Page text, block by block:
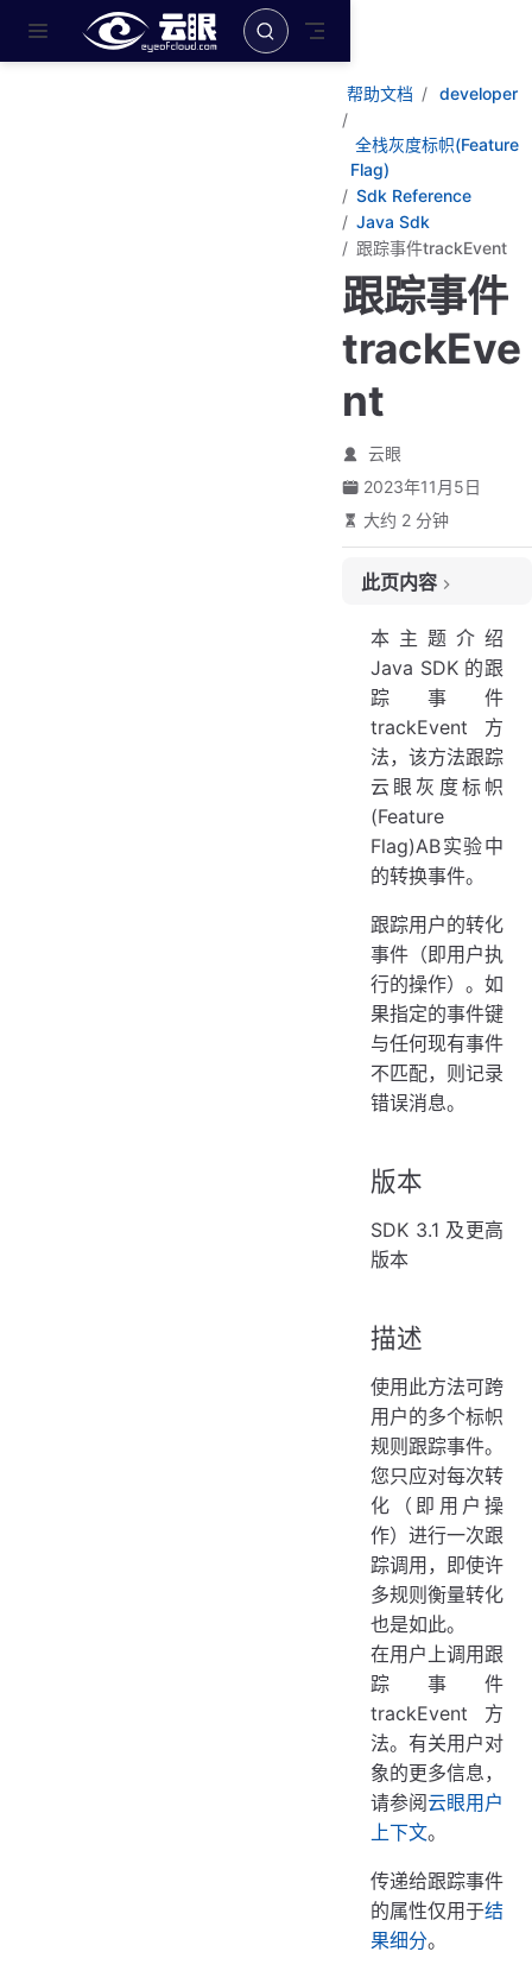
跳至主要內容
帮助文档 developer
全栈灰度标帜(Feature
Flag)
Sdk Reference
Java Sdk
跟踪事件trackEvent
跟踪事件
trackEve
nt
云眼
2023年11月5日
大约 2 分钟
此页内容
描述
参数
返回
例子
副作用
源文件
本主题介绍
Java SDK 的跟
踪事件
trackEvent方
法，该方法跟踪
云眼灰度标帜
(Feature
Flag)AB实验中
的转换事件。
跟踪用户的转化
事件（即用户执
行的操作）。如
果指定的事件键
与任何现有事件
不匹配，则记录
错误消息。
版本
SDK 3.1 及更高
版本
描述
使用此方法可跨
用户的多个标帜
规则跟踪事件。
您只应对每次转
化（即用户操
作）进行一次跟
踪调用，即使许
多规则衡量转化
也是如此。
在用户上调用跟
踪事件
trackEvent方
法。有关用户对
象的更多信息，
请参阅云眼用户
上下文。
传递给跟踪事件
的属性仅用于结
果细分。